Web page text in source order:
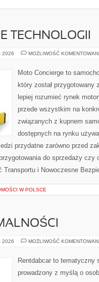
TECHNOLOGII
2026 MOŻLIWOŚĆ
Moto Concierge to
który został
lepiej rozumieć rynek
przede wszystkim na
związanych z kupnem
dostępnych na rynku
przydatne zarówno przed
do sprzedaży czy
Transportu i Nowoczesne
W POLSCE
2026 MOŻLIWOŚĆ
Rentdabcar to tematyczny
prowadzony z myślą o